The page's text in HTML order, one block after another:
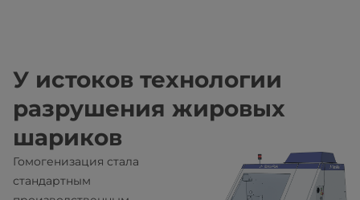
У истоков технологии
разрушения жировых
шариков
Гомогенизация стала
стандартным